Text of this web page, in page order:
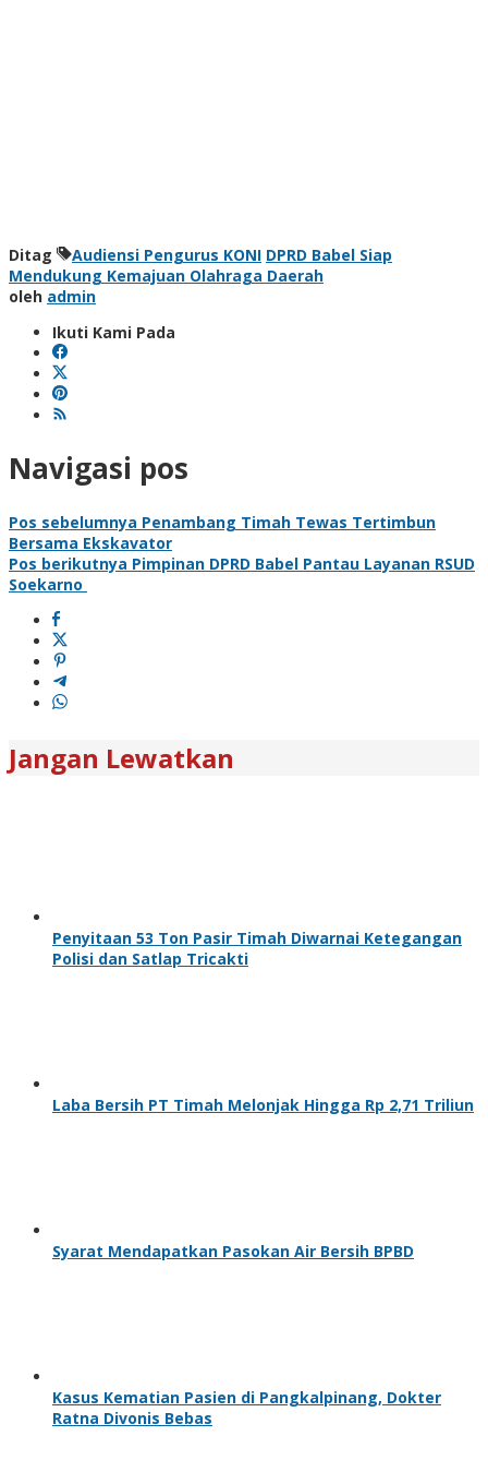
Ditag Audiensi Pengurus KONI DPRD Babel Siap
Mendukung Kemajuan Olahraga Daerah
oleh admin
Ikuti Kami Pada
Navigasi pos
Pos sebelumnya Penambang Timah Tewas Tertimbun
Bersama Ekskavator
Pos berikutnya Pimpinan DPRD Babel Pantau Layanan RSUD
Soekarno
Jangan Lewatkan
Penyitaan 53 Ton Pasir Timah Diwarnai Ketegangan
Polisi dan Satlap Tricakti
Laba Bersih PT Timah Melonjak Hingga Rp 2,71 Triliun
Syarat Mendapatkan Pasokan Air Bersih BPBD
Kasus Kematian Pasien di Pangkalpinang, Dokter
Ratna Divonis Bebas